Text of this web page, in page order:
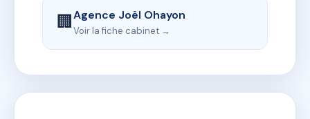
🏢Agence Joël Ohayon
Voir la fiche cabinet →